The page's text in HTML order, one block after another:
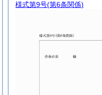
様式第9号(第6条関係)